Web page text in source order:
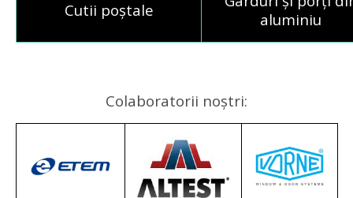
Cutii poștale
aluminiu
Colaboratorii noștri: